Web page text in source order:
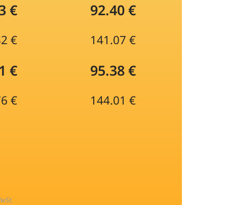
€ 92.40 €
€ 141.07 €
€ 95.38 €
€ 144.01 €